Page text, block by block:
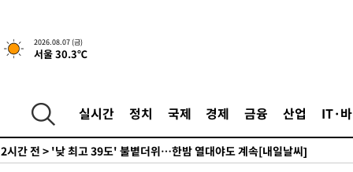
2026.08.07 (금)
서울 30.3℃
실시간 정치 국제 경제 금융 산업 IT·
-9779초 전 >경찰, '홍명보는 2순위' 결론냈던 스포츠윤리센터도 압수수색
1시간 전 >[속보]합참 "北 발사체는 단거리탄도미사일…감시·경계태세 강
1시간 전 >[속보] SKT, 에이닷 서비스 장애 발생…"원인 파악 중"
[속보]합참 "북, 동해상으로 미상 발사체 발사"
2시간 전 > '낮 최고 39도' 불볕더위…한밤 열대야도 계속[내일날씨]